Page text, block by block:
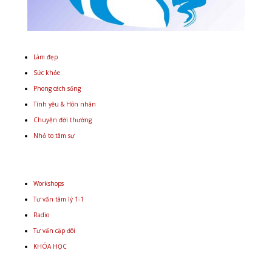
Làm đẹp
Sức khỏe
Phong cách sống
Tình yêu & Hôn nhân
Chuyện đời thường
Nhỏ to tâm sự
Workshops
Tư vấn tâm lý 1-1
Radio
Tư vấn cặp đôi
KHÓA HỌC